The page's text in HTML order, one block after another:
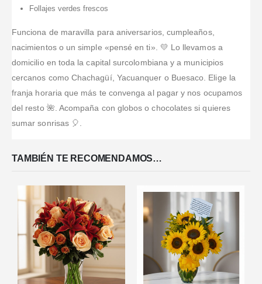
Follajes verdes frescos
Funciona de maravilla para aniversarios, cumpleaños,
nacimientos o un simple «pensé en ti». 💛 Lo llevamos a
domicilio en toda la capital surcolombiana y a municipios
cercanos como Chachagüí, Yacuanquer o Buesaco. Elige la
franja horaria que más te convenga al pagar y nos ocupamos
del resto 🌺. Acompaña con globos o chocolates si quieres
sumar sonrisas 🎈.
TAMBIÉN TE RECOMENDAMOS…